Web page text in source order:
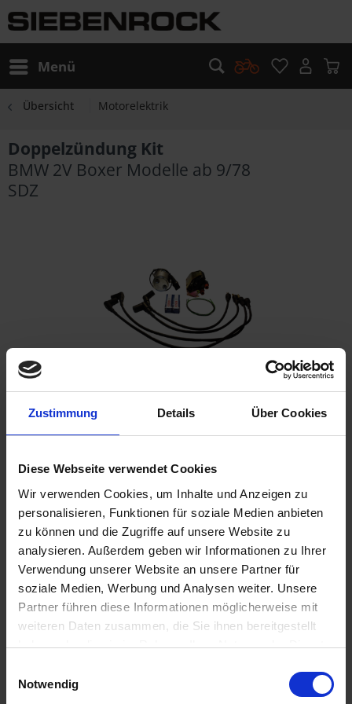
Zustimmung Details Über Cookies
Diese Webseite verwendet Cookies
Wir verwenden Cookies, um Inhalte und Anzeigen zu
personalisieren, Funktionen für soziale Medien anbieten
zu können und die Zugriffe auf unsere Website zu
analysieren. Außerdem geben wir Informationen zu Ihrer
Verwendung unserer Website an unsere Partner für
soziale Medien, Werbung und Analysen weiter. Unsere
Partner führen diese Informationen möglicherweise mit
weiteren Daten zusammen, die Sie ihnen bereitgestellt
haben oder die sie im Rahmen Ihrer Nutzung der Dienste
Cookies, wenn Sie unsere Webseite weiterhin nutzen.
Notwendig
Menü
Übersicht Motorelektrik
Doppelzündung Kit
BMW 2V Boxer Modelle ab 9/78
SDZ
Ich habe dieDatenschutzbestimmungenzur Kenntnis
genommen.
599,00 €
inkl. ges. USt.,zzgl. Versandkosten
Merken Bewerten